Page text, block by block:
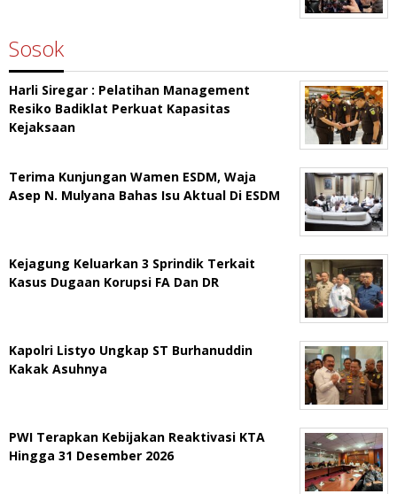
Sosok
Harli Siregar : Pelatihan Management
Resiko Badiklat Perkuat Kapasitas
Kejaksaan
Terima Kunjungan Wamen ESDM, Waja
Asep N. Mulyana Bahas Isu Aktual Di ESDM
Kejagung Keluarkan 3 Sprindik Terkait
Kasus Dugaan Korupsi FA Dan DR
Kapolri Listyo Ungkap ST Burhanuddin
Kakak Asuhnya
PWI Terapkan Kebijakan Reaktivasi KTA
Hingga 31 Desember 2026